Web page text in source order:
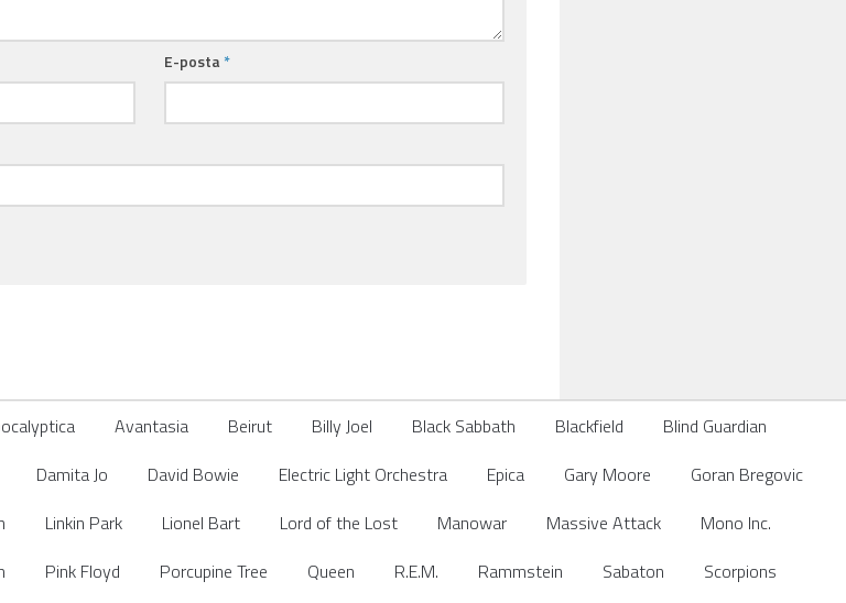
E-posta *
Avantasia Beirut Billy Joel Black Sabbath Blackfield
Blind Guardian
Damita Jo David Bowie Electric Light Orchestra Epica Gary Moore
Goran Bregovic
Linkin Park Lionel Bart Lord of the Lost Manowar Massive Attack
Mono Inc.
Pink Floyd Porcupine Tree Queen R.E.M. Rammstein Sabaton Scorpions